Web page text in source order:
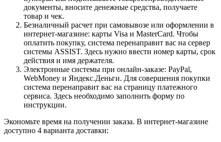
документы, вносите денежные средства, получаете
товар и чек.
Безналичный расчет при самовывозе или оформлении в
интернет-магазине: карты Visa и MasterCard. Чтобы
оплатить покупку, система перенаправит вас на сервер
системы ASSIST. Здесь нужно ввести номер карты, срок
действия и имя держателя.
Электронные системы при онлайн-заказе: PayPal,
WebMoney и Яндекс.Деньги. Для совершения покупки
система перенаправит вас на страницу платежного
сервиса. Здесь необходимо заполнить форму по
инструкции.
Экономьте время на получении заказа. В интернет-магазине
доступно 4 варианта доставки: